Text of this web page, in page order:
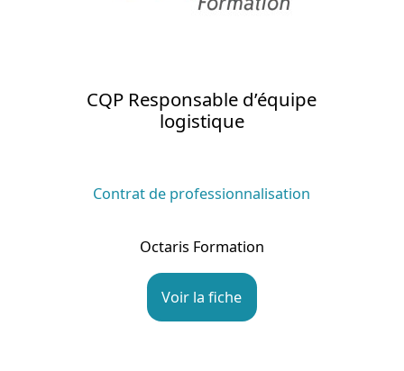
CQP Responsable d’équipe
logistique
Contrat de professionnalisation
Octaris Formation
Voir la fiche